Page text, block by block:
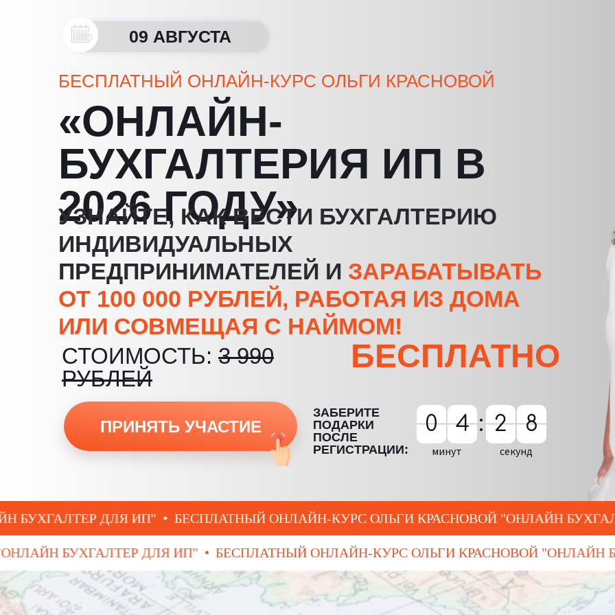
ЗАБЕРИТЕ
ПОДАРКИ
ПОСЛЕ
РЕГИСТРАЦИИ:
БЕСПЛАТНЫЙ ОНЛАЙН-КУРС ОЛЬГИ КРАСНОВОЙ
09 АВГУСТА
ПРИНЯТЬ УЧАСТИЕ
«ОНЛАЙН-
БУХГАЛТЕРИЯ ИП В
2026 ГОДУ»
0
0 5
4
4
5
минут
: 3
2
2
3 7
6
6
7
секунд
СТОИМОСТЬ: 3 990
РУБЛЕЙ
УЗНАЙТЕ, КАК ВЕСТИ БУХГАЛТЕРИЮ
ИНДИВИДУАЛЬНЫХ
ПРЕДПРИНИМАТЕЛЕЙ И ЗАРАБАТЫВАТЬ
ОТ 100 000 РУБЛЕЙ, РАБОТАЯ ИЗ ДОМА
ИЛИ СОВМЕЩАЯ С НАЙМОМ!
БЕСПЛАТНО
ДЛЯ ИП" БЕСПЛАТНЫЙ ОНЛАЙН-КУРС ОЛЬГИ КРАСНОВОЙ "ОНЛАЙН БУХГАЛТЕР
"ОНЛАЙН БУХГАЛТЕР ДЛЯ ИП" БЕСПЛАТНЫЙ ОНЛАЙН-КУРС ОЛЬГИ КРАСНОВОЙ